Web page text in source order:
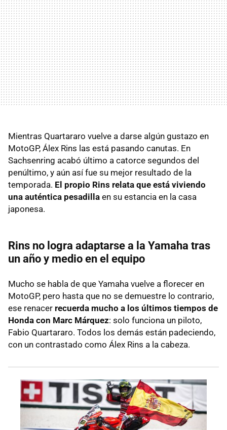
Mientras Quartararo vuelve a darse algún gustazo en
MotoGP, Álex Rins las está pasando canutas. En
Sachsenring acabó último a catorce segundos del
penúltimo, y aún así fue su mejor resultado de la
temporada. El propio Rins relata que está viviendo
una auténtica pesadilla en su estancia en la casa
japonesa.
Rins no logra adaptarse a la Yamaha tras
un año y medio en el equipo
Mucho se habla de que Yamaha vuelve a florecer en
MotoGP, pero hasta que no se demuestre lo contrario,
ese renacer recuerda mucho a los últimos tiempos de
Honda con Marc Márquez: solo funciona un piloto,
Fabio Quartararo. Todos los demás están padeciendo,
con un contrastado como Álex Rins a la cabeza.